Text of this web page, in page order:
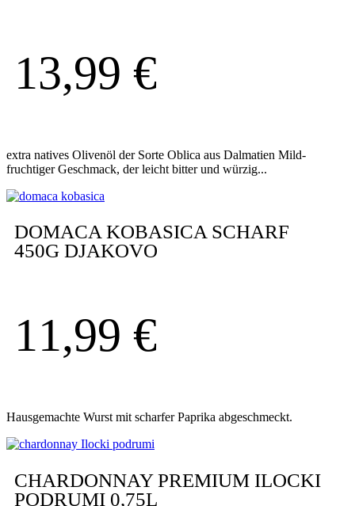
13,99 €
extra natives Olivenöl der Sorte Oblica aus Dalmatien Mild-
fruchtiger Geschmack, der leicht bitter und würzig...
DOMACA KOBASICA SCHARF
450G DJAKOVO
11,99 €
Hausgemachte Wurst mit scharfer Paprika abgeschmeckt.
CHARDONNAY PREMIUM ILOCKI
PODRUMI 0,75L